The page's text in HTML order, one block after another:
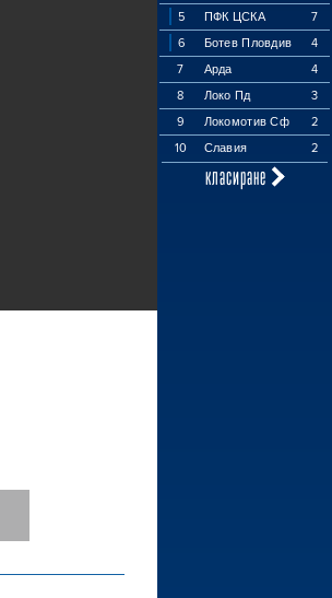
5
ПФК ЦСКА
7
6
Ботев Пловдив
4
7
Арда
4
8
Локо Пд
3
9
Локомотив Сф
2
10
Славия 2
класиране